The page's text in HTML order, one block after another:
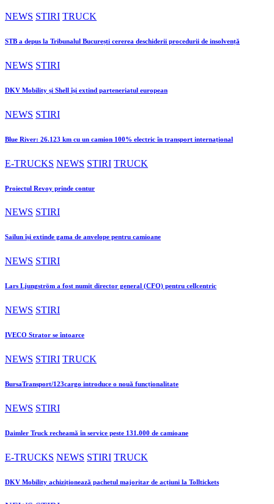
NEWS STIRI TRUCK
STB a depus la Tribunalul București cererea deschiderii procedurii de insolvență
NEWS STIRI
DKV Mobility și Shell își extind parteneriatul european
NEWS STIRI
Blue River: 26.123 km cu un camion 100% electric în transport internațional
E-TRUCKS NEWS STIRI TRUCK
Proiectul Revoy prinde contur
NEWS STIRI
Sailun își extinde gama de anvelope pentru camioane
NEWS STIRI
Lars Ljungström a fost numit director general (CFO) pentru cellcentric
NEWS STIRI
IVECO Strator se întoarce
NEWS STIRI TRUCK
BursaTransport/123cargo introduce o nouă funcționalitate
NEWS STIRI
Daimler Truck recheamă în service peste 131.000 de camioane
E-TRUCKS NEWS STIRI TRUCK
DKV Mobility achiziționează pachetul majoritar de acțiuni la Tolltickets